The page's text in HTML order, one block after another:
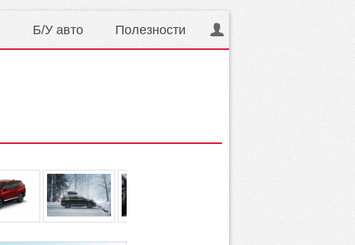
Б/У авто Полезности